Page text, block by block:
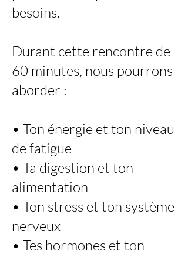
besoins.
Durant cette rencontre de
60 minutes, nous pourrons
aborder :
• Ton énergie et ton niveau
de fatigue
• Ta digestion et ton
alimentation
• Ton stress et ton système
nerveux
• Tes hormones et ton